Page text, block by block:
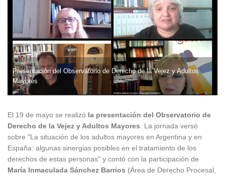
Presentación del Observatorio de Derecho de la Vejez y Adultos
Mayores
El 19 de mayo se realizó la presentación del Observatorio de
Derecho de la Vejez y Adultos Mayores . La jornada versó
sobre "La situación de los adultos mayores en Argentina y en
España: algunas sinergias posibles en el tratamiento de los
derechos de estas personas" y contó con la participación de
María Inmaculada Sánchez Barrios (Área de Derecho Procesal,